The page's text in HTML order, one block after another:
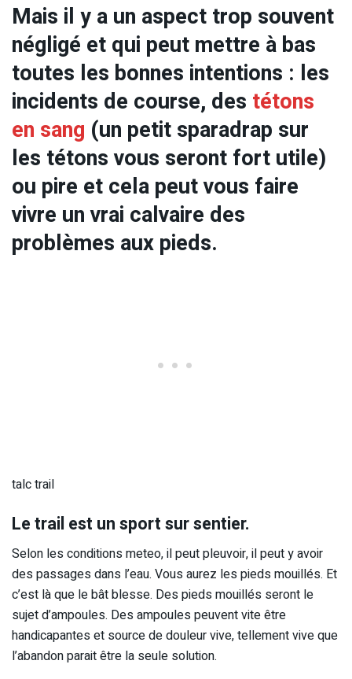
Mais il y a un aspect trop souvent
négligé et qui peut mettre à bas
toutes les bonnes intentions : les
incidents de course, des tétons
en sang (un petit sparadrap sur
les tétons vous seront fort utile)
ou pire et cela peut vous faire
vivre un vrai calvaire des
problèmes aux pieds.
talc trail
Le trail est un sport sur sentier.
Selon les conditions meteo, il peut pleuvoir, il peut y avoir
des passages dans l’eau. Vous aurez les pieds mouillés. Et
c’est là que le bât blesse. Des pieds mouillés seront le
sujet d’ampoules. Des ampoules peuvent vite être
handicapantes et source de douleur vive, tellement vive que
l’abandon parait être la seule solution.